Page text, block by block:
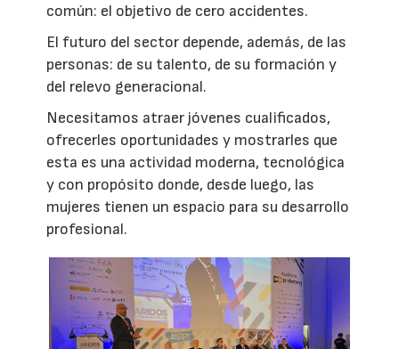
común: el objetivo de cero accidentes.
El futuro del sector depende, además, de las
personas: de su talento, de su formación y
del relevo generacional.
Necesitamos atraer jóvenes cualificados,
ofrecerles oportunidades y mostrarles que
esta es una actividad moderna, tecnológica
y con propósito donde, desde luego, las
mujeres tienen un espacio para su desarrollo
profesional.